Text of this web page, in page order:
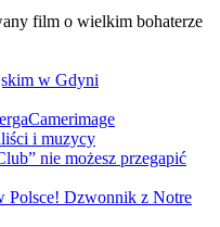
film o wielkim bohaterze
w Gdyni
i muzycy
nie możesz przegapić
Polsce! Dzwonnik z Notre